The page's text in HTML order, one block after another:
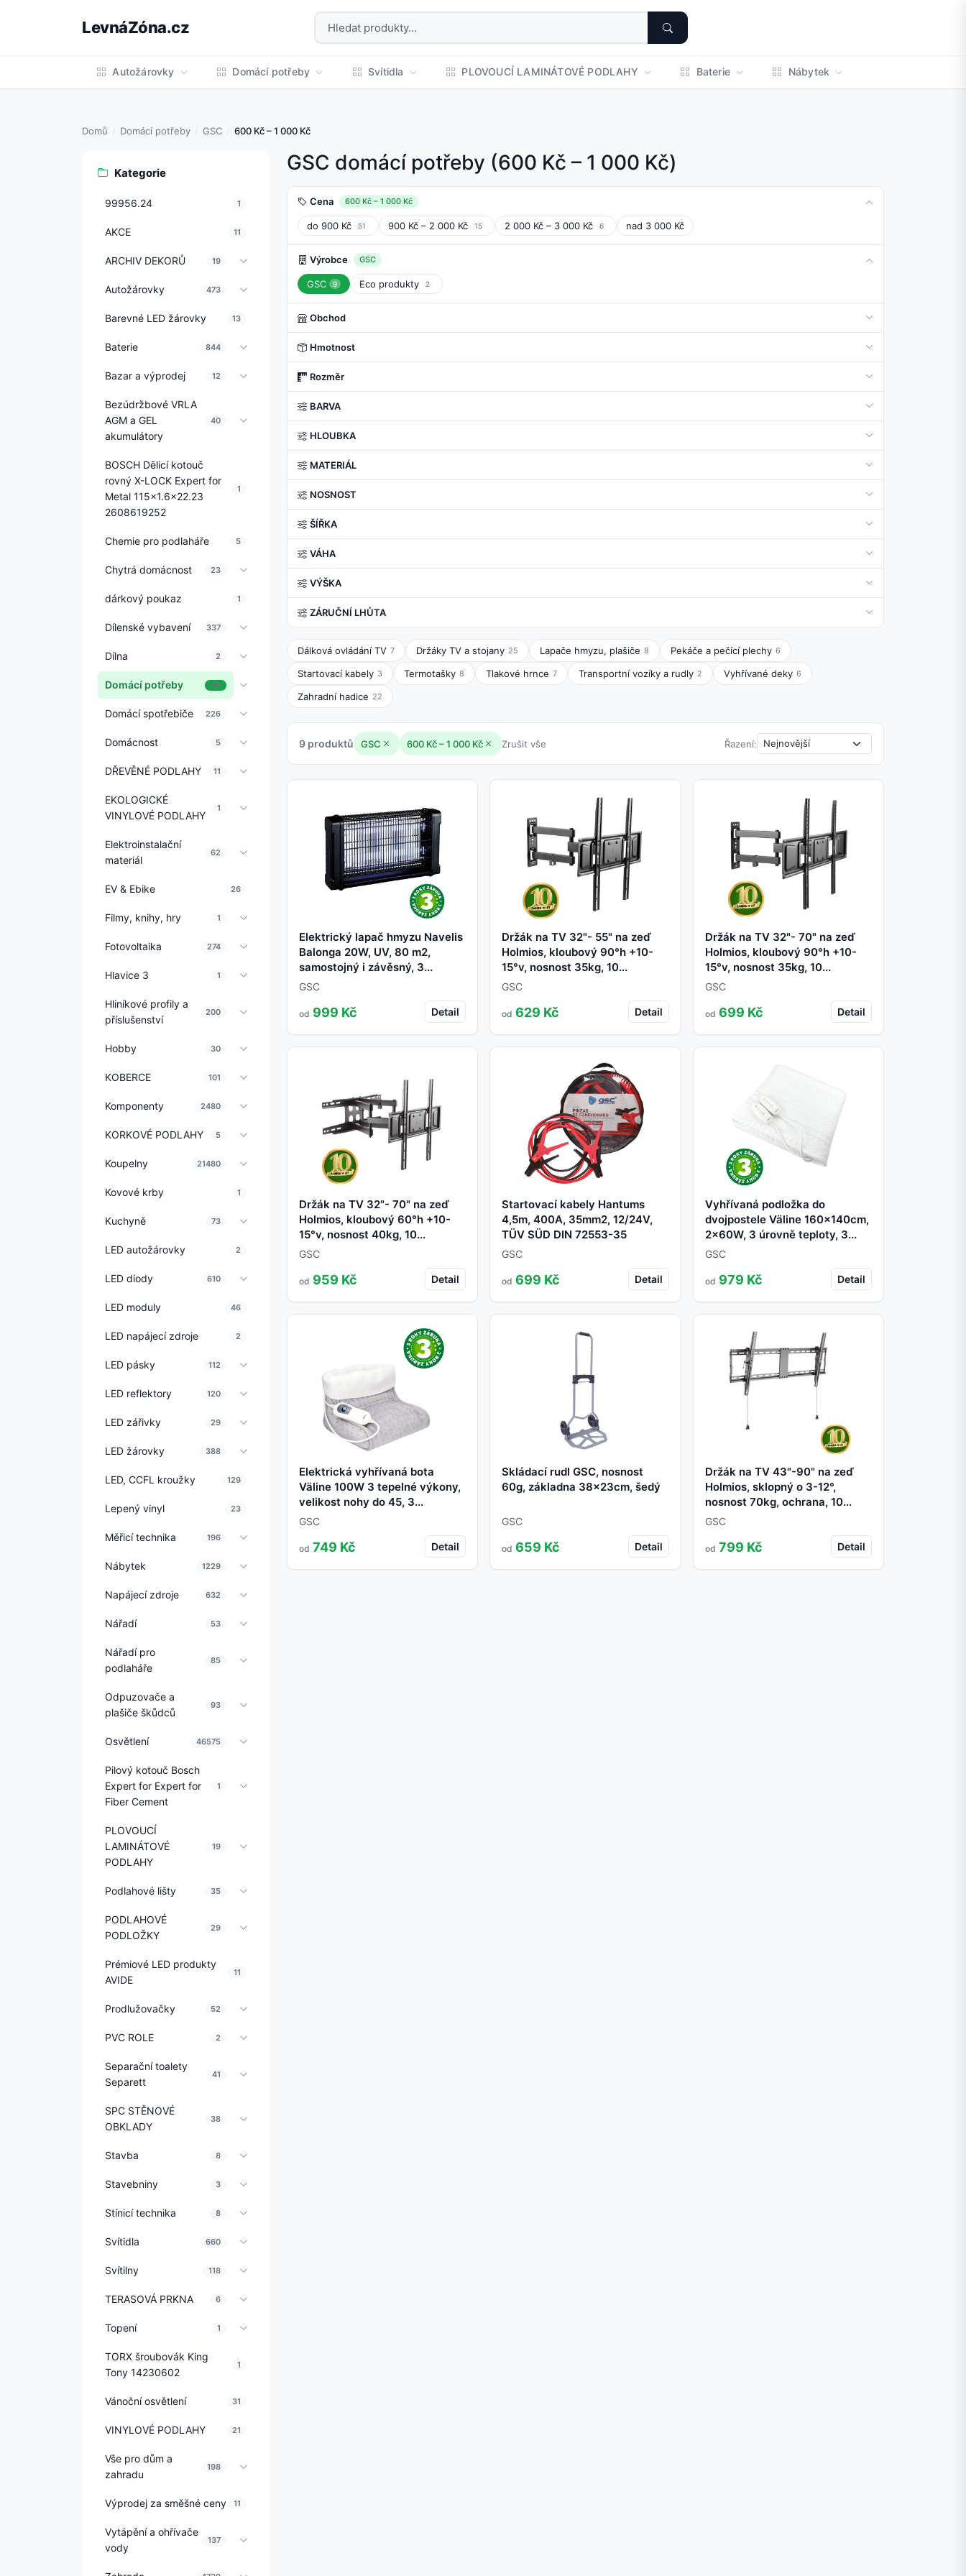
LevnáZóna.cz
Autožárovky Domácí potřeby Svítidla PLOVOUCÍ LAMINÁTOVÉ PODLAHY Baterie Nábytek
Domů Domácí potřeby GSC 600 Kč – 1 000 Kč
GSC domácí potřeby (600 Kč – 1 000 Kč)
Cena 600 Kč – 1 000 Kč
do 900 Kč 51 900 Kč – 2 000 Kč 15 2 000 Kč – 3 000 Kč 6 nad 3 000 Kč
Výrobce GSC
GSC 9 Eco produkty 2
Obchod
Hmotnost
Rozměr
BARVA
HLOUBKA
MATERIÁL
NOSNOST
ŠÍŘKA
VÁHA
VÝŠKA
ZÁRUČNÍ LHŮTA
Dálková ovládání TV 7 Držáky TV a stojany 25 Lapače hmyzu, plašiče 8 Pekáče a pečící plechy 6
Startovací kabely 3 Termotašky 8 Tlakové hrnce 7 Transportní vozíky a rudly 2 Vyhřívané deky 6
Zahradní hadice 22
9 produktů GSC 600 Kč – 1 000 Kč Zrušit vše Řazení:
Elektrický lapač hmyzu Navelis
Balonga 20W, UV, 80 m2,
samostojný i závěsný, 3...
GSC
od 999 Kč Detail
Držák na TV 32"- 55" na zeď
Holmios, kloubový 90°h +10-
15°v, nosnost 35kg, 10...
GSC
od 629 Kč Detail
Držák na TV 32"- 70" na zeď
Holmios, kloubový 90°h +10-
15°v, nosnost 35kg, 10...
GSC
od 699 Kč Detail
Držák na TV 32"- 70" na zeď
Holmios, kloubový 60°h +10-
15°v, nosnost 40kg, 10...
GSC
od 959 Kč Detail
Startovací kabely Hantums
4,5m, 400A, 35mm2, 12/24V,
TÜV SÜD DIN 72553-35
GSC
od 699 Kč Detail
Vyhřívaná podložka do
dvojpostele Väline 160x140cm,
2x60W, 3 úrovně teploty, 3...
GSC
od 979 Kč Detail
Elektrická vyhřívaná bota
Väline 100W 3 tepelné výkony,
velikost nohy do 45, 3...
GSC
od 749 Kč Detail
Skládací rudl GSC, nosnost
60g, základna 38x23cm, šedý
GSC
od 659 Kč Detail
Držák na TV 43"-90" na zeď
Holmios, sklopný o 3-12°,
nosnost 70kg, ochrana, 10...
GSC
od 799 Kč Detail
Kategorie
99956.24 1
AKCE 11
ARCHIV DEKORŮ 19
Autožárovky 473
Barevné LED žárovky 13
Baterie 844
Bazar a výprodej 12
Bezúdržbové VRLA
AGM a GEL
akumulátory
40
BOSCH Dělicí kotouč
rovný X-LOCK Expert for
Metal 115x1.6x22.23
2608619252
1
Chemie pro podlaháře 5
Chytrá domácnost 23
dárkový poukaz 1
Dílenské vybavení 337
Dílna 2
Domácí potřeby 94
Domácí spotřebiče 226
Domácnost 5
DŘEVĚNÉ PODLAHY 11
EKOLOGICKÉ
VINYLOVÉ PODLAHY
1
Elektroinstalační
materiál
62
EV & Ebike 26
Filmy, knihy, hry 1
Fotovoltaika 274
Hlavice 3 1
Hliníkové profily a
příslušenství
200
Hobby 30
KOBERCE 101
Komponenty 2480
KORKOVÉ PODLAHY 5
Koupelny 21480
Kovové krby 1
Kuchyně 73
LED autožárovky 2
LED diody 610
LED moduly 46
LED napájecí zdroje 2
LED pásky 112
LED reflektory 120
LED zářivky 29
LED žárovky 388
LED, CCFL kroužky 129
Lepený vinyl 23
Měřicí technika 196
Nábytek 1229
Napájecí zdroje 632
Nářadí 53
Nářadí pro
podlaháře
85
Odpuzovače a
plašiče škůdců
93
Osvětlení 46575
Pilový kotouč Bosch
Expert for Expert for
Fiber Cement
1
PLOVOUCÍ
LAMINÁTOVÉ
PODLAHY
19
Podlahové lišty 35
PODLAHOVÉ
PODLOŽKY
29
Prémiové LED produkty
AVIDE
11
Prodlužovačky 52
PVC ROLE 2
Separační toalety
Separett
41
SPC STĚNOVÉ
OBKLADY
38
Stavba 8
Stavebniny 3
Stínicí technika 8
Svítidla 660
Svítilny 118
TERASOVÁ PRKNA 6
Topení 1
TORX šroubovák King
Tony 14230602
1
Vánoční osvětlení 31
VINYLOVÉ PODLAHY 21
Vše pro dům a
zahradu
198
Výprodej za směšné ceny 11
Vytápění a ohřívače
vody
137